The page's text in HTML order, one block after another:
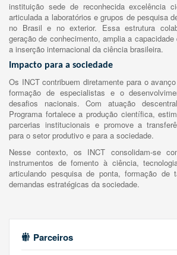
instituição sede de reconhecida excelência
articulada a laboratórios e grupos de pesquisa
no Brasil e no exterior. Essa estrutura
geração de conhecimento, amplia a
a inserção internacional da ciência brasileira.
Impacto para a sociedade
Os INCT contribuem diretamente para o
formação de especialistas e o
desafios nacionais. Com atuação
Programa fortalece a produção científica,
parcerias institucionais e promove a
para o setor produtivo e para a sociedade.
Nesse contexto, os INCT consolidam-se
instrumentos de fomento à ciência,
articulando pesquisa de ponta, formação de
demandas estratégicas da sociedade.
Parceiros